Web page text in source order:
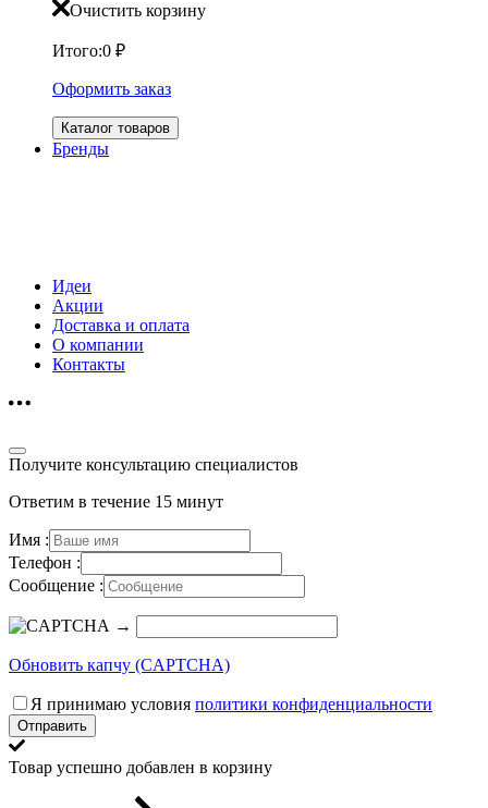
Очистить корзину
Итого:0 ₽
Оформить заказ
Каталог товаров
Бренды
Идеи
Акции
Доставка и оплата
О компании
Контакты
Получите консультацию специалистов
Ответим в течение 15 минут
Имя :
Телефон :
Сообщение :
→
Обновить капчу (CAPTCHA)
Я принимаю условия политики конфиденциальности
Отправить
Товар успешно добавлен в корзину